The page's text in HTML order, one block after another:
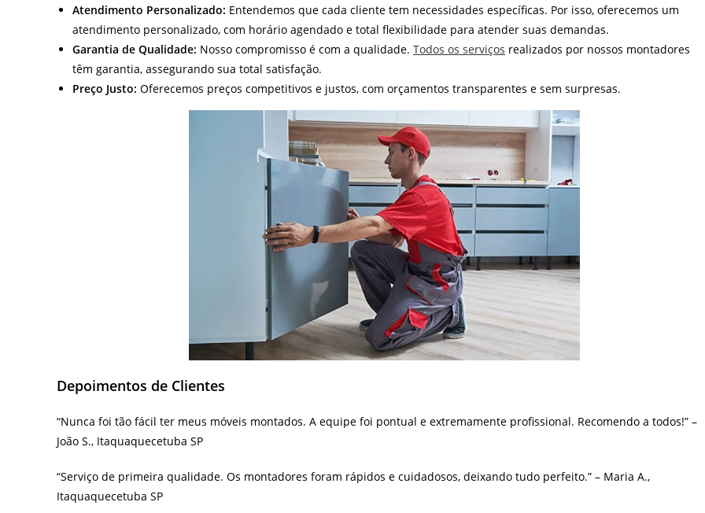
Atendimento Personalizado: Entendemos que cada cliente tem necessidades específicas. Por isso, oferecemos um
atendimento personalizado, com horário agendado e total flexibilidade para atender suas demandas.
Garantia de Qualidade: Nosso compromisso é com a qualidade. Todos os serviços realizados por nossos montadores
têm garantia, assegurando sua total satisfação.
Preço Justo: Oferecemos preços competitivos e justos, com orçamentos transparentes e sem surpresas.
Depoimentos de Clientes
“Nunca foi tão fácil ter meus móveis montados. A equipe foi pontual e extremamente profissional. Recomendo a todos!” –
João S., Itaquaquecetuba SP
“Serviço de primeira qualidade. Os montadores foram rápidos e cuidadosos, deixando tudo perfeito.” – Maria A.,
Itaquaquecetuba SP